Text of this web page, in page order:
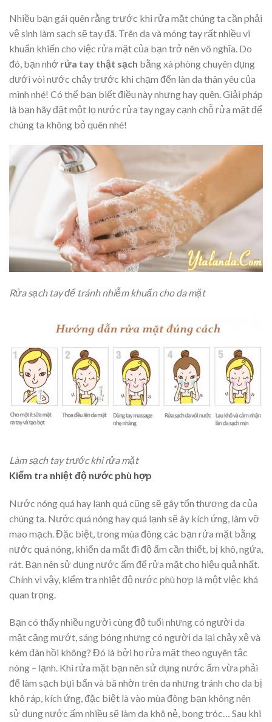
Nhiều bạn gái quên rằng trước khi rửa mặt chúng ta cần phải
vệ sinh làm sạch sẽ tay đã. Trên da và móng tay rất nhiều vi
khuẩn khiến cho việc rửa mặt của bạn trở nên vô nghĩa. Do
đó, bạn nhớ rửa tay thật sạch bằng xà phòng chuyên dụng
dưới vòi nước chảy trước khi chạm đến làn da thân yêu của
mình nhé! Có thể bạn biết điều này nhưng hay quên. Giải pháp
là bạn hãy đặt một lọ nước rửa tay ngay cạnh chỗ rửa mặt để
chúng ta không bỏ quên nhé!
Rửa sạch tay để tránh nhiễm khuẩn cho da mặt
Làm sạch tay trước khi rửa mặt
Kiểm tra nhiệt độ nước phù hợp
Nước nóng quá hay lạnh quá cũng sẽ gây tổn thương da của
chúng ta. Nước quá nóng hay quá lạnh sẽ ây kích ứng, làm vỡ
mao mạch. Đặc biệt, trong mùa đông các bạn rửa mặt bằng
nước quá nóng, khiến da mất đi độ ẩm cần thiết, bị khô, ngứa,
rát. Bạn nên sử dụng nước ấm để rửa mặt cho hiệu quả nhất.
Chính vì vậy, kiểm tra nhiệt độ nước phù hợp là một việc khá
quan trọng.
Bạn có thấy nhiều người cùng độ tuổi nhưng có người da
mặt căng mướt, sáng bóng nhưng có người da lại chảy xệ và
kém đàn hồi không? Đó là bởi họ rửa mặt theo nguyên tắc
nóng – lạnh. Khi rửa mặt bạn nên sử dụng nước ấm vừa phải
để làm sạch bụi bẩn và bã nhờn trên da nhưng tránh cho da bị
khô ráp, kích ứng, đặc biệt là vào mùa đông bạn không nên
sử dụng nước ấm nhiều sẽ làm da khô nẻ, bong tróc… Sau khi